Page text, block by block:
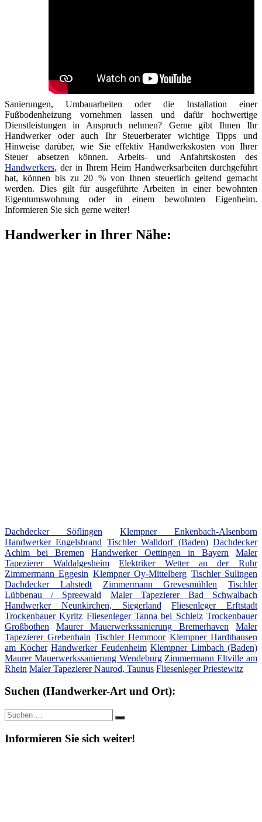
Sanierungen, Umbauarbeiten oder die Installation einer
Fußbodenheizung vornehmen lassen und dafür hochwertige
Dienstleistungen in Anspruch nehmen? Gerne gibt Ihnen Ihr
Handwerker oder auch Ihr Steuerberater wichtige Tipps und
Hinweise darüber, wie Sie effektiv Handwerkskosten von Ihrer
Steuer absetzen können. Arbeits- und Anfahrtskosten des
Handwerkers, der in Ihrem Heim Handwerksarbeiten durchgeführt
hat, können bis zu 20 % von Ihnen steuerlich geltend gemacht
werden. Dies gilt für ausgeführte Arbeiten in einer bewohnten
Eigentumswohnung oder in einem bewohnten Eigenheim.
Informieren Sie sich gerne weiter!
Handwerker in Ihrer Nähe:
Dachdecker Söflingen
Klempner Enkenbach-Alsenborn
Handwerker Engelsbrand Tischler Walldorf (Baden) Dachdecker
Achim bei Bremen
Handwerker Oettingen in Bayern
Maler
Tapezierer Waldalgesheim
Elektriker Wetter an der Ruhr
Zimmermann Eggesin Klempner Oy-Mittelberg Tischler Sulingen
Dachdecker Lahstedt
Zimmermann Grevesmühlen
Tischler
Lübbenau / Spreewald
Maler Tapezierer Bad Schwalbach
Handwerker Neunkirchen, Siegerland
Fliesenleger Erftstadt
Trockenbauer Kyritz Fliesenleger Tanna bei Schleiz Trockenbauer
Großbothen
Maurer Mauerwerkssanierung Bremerhaven
Maler
Tapezierer Grebenhain Tischler Hemmoor Klempner Hardthausen
am Kocher Handwerker Feudenheim Klempner Limbach (Baden)
Maurer Mauerwerkssanierung Wendeburg Zimmermann Eltville am
Rhein Maler Tapezierer Naurod, Taunus Fliesenleger Priestewitz
Suchen (Handwerker-Art und Ort):
Suche
nach:
Suchen
Informieren Sie sich weiter!